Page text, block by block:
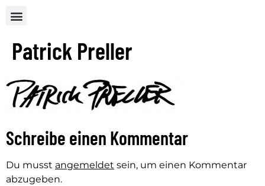
Patrick Preller
Schreibe einen Kommentar
Du musst angemeldet sein, um einen Kommentar
abzugeben.